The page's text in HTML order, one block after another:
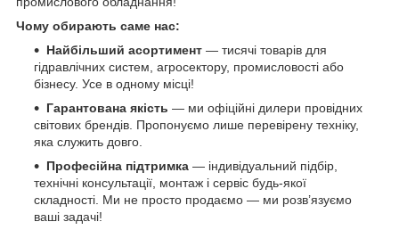
Чому обирають саме нас:
Найбільший асортимент — тисячі товарів для
гідравлічних систем, агросектору, промисловості або
бізнесу. Усе в одному місці!
Гарантована якість — ми офіційні дилери провідних
світових брендів. Пропонуємо лише перевірену техніку,
яка служить довго.
Професійна підтримка — індивідуальний підбір,
технічні консультації, монтаж і сервіс будь-якої
складності. Ми не просто продаємо — ми розв’язуємо
ваші задачі!